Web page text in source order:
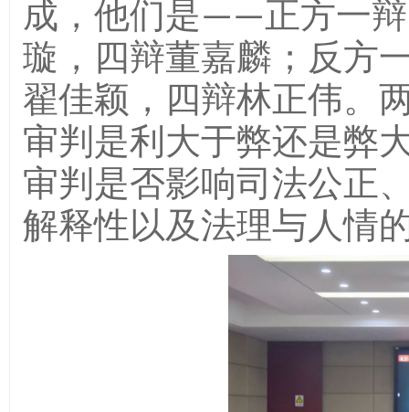
成，他们是——正方一
璇，四辩董嘉麟；反方
翟佳颖，四辩林正伟。
审判是利大于弊还是弊
审判是否影响司法公正
解释性以及法理与人情